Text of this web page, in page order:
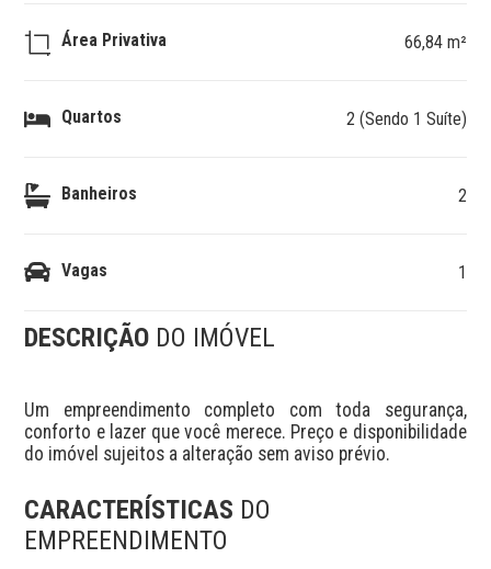
Área Privativa 66,84 m²
Quartos 2 (Sendo 1 Suíte)
Banheiros 2
Vagas 1
DESCRIÇÃO DO IMÓVEL
Um empreendimento completo com toda segurança,
conforto e lazer que você merece. Preço e disponibilidade
do imóvel sujeitos a alteração sem aviso prévio.
CARACTERÍSTICAS DO
EMPREENDIMENTO